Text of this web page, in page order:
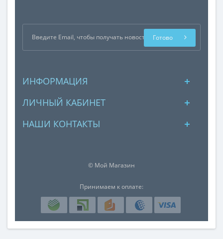
Готово
ИНФОРМАЦИЯ
ЛИЧНЫЙ КАБИНЕТ
НАШИ КОНТАКТЫ
© Мой Магазин
Принимаем к оплате: